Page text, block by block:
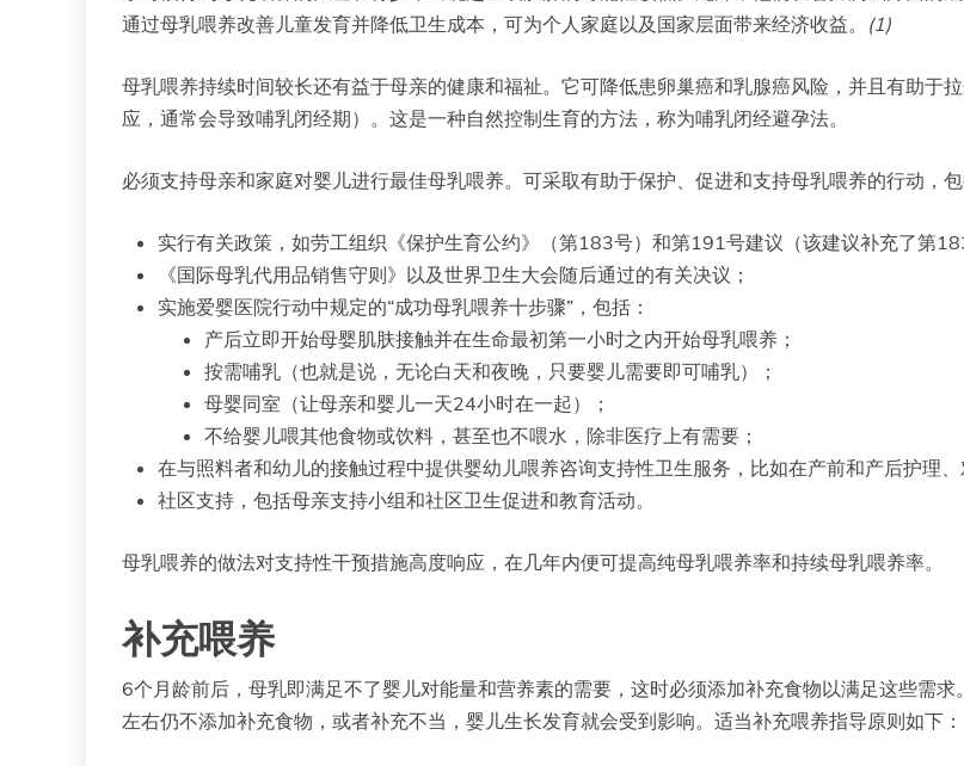
通过母乳喂养改善儿童发育并降低卫生成本，可为个人家庭以及国家层面带来经济收益。 (1)
母乳喂养持续时间较长还有益于母亲的健康和福祉。它可降低患卵巢癌和乳腺癌风险，并且有助于
应，通常会导致哺乳闭经期）。这是一种自然控制生育的方法，称为哺乳闭经避孕法。
必须支持母亲和家庭对婴儿进行最佳母乳喂养。可采取有助于保护、促进和支持母乳喂养的行动，包
实行有关政策，如劳工组织《保护生育公约》（第183号）和第191号建议（该建议补充了第
《国际母乳代用品销售守则》以及世界卫生大会随后通过的有关决议；
实施爱婴医院行动中规定的“成功母乳喂养十步骤”，包括：
产后立即开始母婴肌肤接触并在生命最初第一小时之内开始母乳喂养；
按需哺乳（也就是说，无论白天和夜晚，只要婴儿需要即可哺乳）；
母婴同室（让母亲和婴儿一天24小时在一起）；
不给婴儿喂其他食物或饮料，甚至也不喂水，除非医疗上有需要；
在与照料者和幼儿的接触过程中提供婴幼儿喂养咨询支持性卫生服务，比如在产前和产后护理
社区支持，包括母亲支持小组和社区卫生促进和教育活动。
母乳喂养的做法对支持性干预措施高度响应，在几年内便可提高纯母乳喂养率和持续母乳喂养率。
补充喂养
6个月龄前后，母乳即满足不了婴儿对能量和营养素的需要，这时必须添加补充食物以满足这些需
左右仍不添加补充食物，或者补充不当，婴儿生长发育就会受到影响。适当补充喂养指导原则如下：